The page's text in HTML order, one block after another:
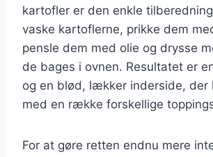
kartofler er den enkle
vaske kartoflerne, prikke dem
pensle dem med olie og drysse
de bages i ovnen. Resultatet er
og en blød, lækker inderside, der
med en række forskellige
For at gøre retten endnu mere